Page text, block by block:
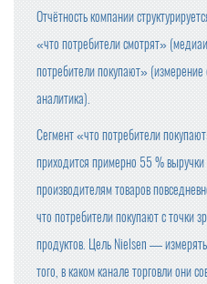
Отчётность компании
«что потребители смотрят»
потребители покупают»
аналитика).
Сегмент «что потребители
приходится примерно 55 %
производителям товаров
что потребители покупают с точки
продуктов. Цель Nielsen — измерять
того, в каком канале торговли они